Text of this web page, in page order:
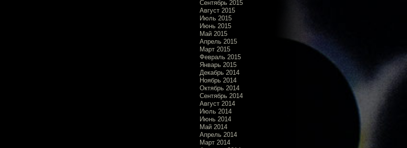
Сентябрь 2015
Август 2015
Июль 2015
Июнь 2015
Май 2015
Апрель 2015
Март 2015
Февраль 2015
Январь 2015
Декабрь 2014
Ноябрь 2014
Октябрь 2014
Сентябрь 2014
Август 2014
Июль 2014
Июнь 2014
Май 2014
Апрель 2014
Март 2014